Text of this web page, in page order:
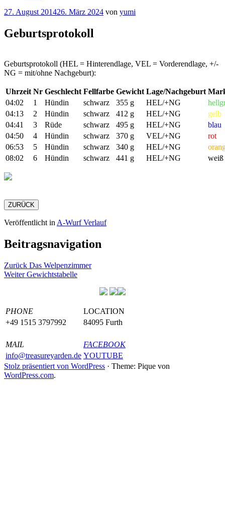
27. August 201426. März 2024 von yumi
Geburtsprotokoll
Geburtsprotokoll (HEL = Hinterendlage, VEL = Vorderendlage, +/-
NG = mit/ohne Nachgeburt):
Uhrzeit Nr Geschlecht Fellfarbe Gewicht Lage/Nachgeburt
04:02
1 Hündin schwarz 355 g HEL/+NG
04:13
2 Hündin schwarz 412 g HEL/+NG
gelb
04:41
3 Rüde schwarz 495 g HEL/+NG
blau
04:50
4 Hündin schwarz 370 g VEL/+NG
rot
06:53
5 Hündin schwarz 340 g HEL/+NG
08:02
6 Hündin schwarz 441 g HEL/+NG weiß
ZURÜCK
Veröffentlicht in A-Wurf Verlauf
Beitragsnavigation
Zurück Das Welpenzimmer
WeiterGewichtstabelle
PHONE
LOCATION
+49 1515 3797992
84095 Furth
MAIL
FACEBOOK
info@treasureyarden.de YOUTUBE
Stolz präsentiert von WordPress · Theme: Pique von
WordPress.com.